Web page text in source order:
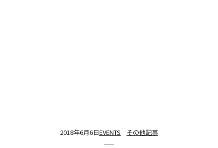
2018年6月6日EVENTS その他記事